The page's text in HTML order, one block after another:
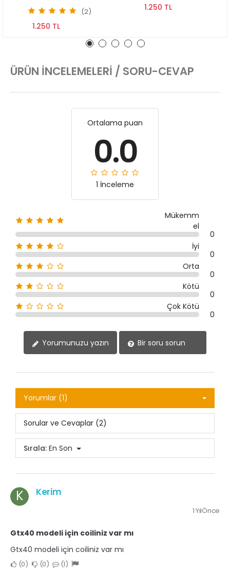
(2)
1.250 TL
1.250 TL
ÜRÜN İNCELEMELERI / SORU-CEVAP
Ortalama puan
0.0
1 İnceleme
Mükemm
el
0
İyi
0
Orta
0
Kötü
0
Çok Kötü
0
Yorumunuzu yazın Bir soru sorun
Yorumlar (1)
Sorular ve Cevaplar (2)
Sırala: En Son
K Kerim
1 YılÖnce
Gtx40 modeli için coiliniz var mı
Gtx40 modeli için coiliniz var mı
0 0 1